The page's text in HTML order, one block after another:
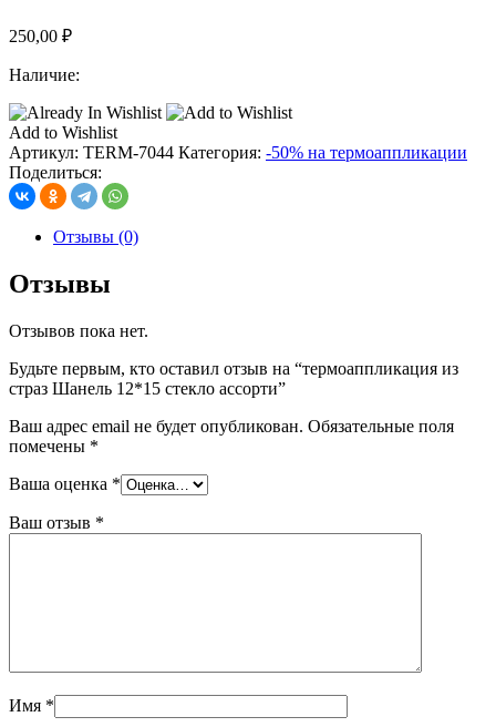
250,00 ₽
Наличие:
Add to Wishlist
Артикул: TERM-7044 Категория: -50% на термоаппликации
Поделиться:
Отзывы (0)
Отзывы
Отзывов пока нет.
Будьте первым, кто оставил отзыв на “термоаппликация из
страз Шанель 12*15 стекло ассорти”
Ваш адрес email не будет опубликован. Обязательные поля
помечены *
Ваша оценка *
Ваш отзыв *
Имя *